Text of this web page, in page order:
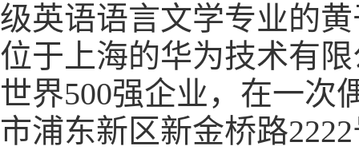
级英语语言文学专业的
位于上海的华为技术有
世界500强企业，在一次
市浦东新区新金桥路